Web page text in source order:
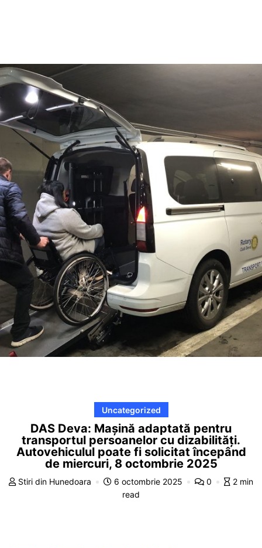
Uncategorized
DAS Deva: Mașină adaptată pentru
transportul persoanelor cu dizabilități.
Autovehiculul poate fi solicitat începând
de miercuri, 8 octombrie 2025
Stiri din Hunedoara 6 octombrie 2025 0
2 min
read